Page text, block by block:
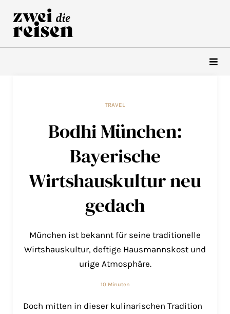
Inhalt
springen
TRAVEL
Bodhi München:
Bayerische
Wirtshauskultur neu
gedach
München ist bekannt für seine traditionelle
Wirtshauskultur, deftige Hausmannskost und
urige Atmosphäre.
10 Minuten
Doch mitten in dieser kulinarischen Tradition